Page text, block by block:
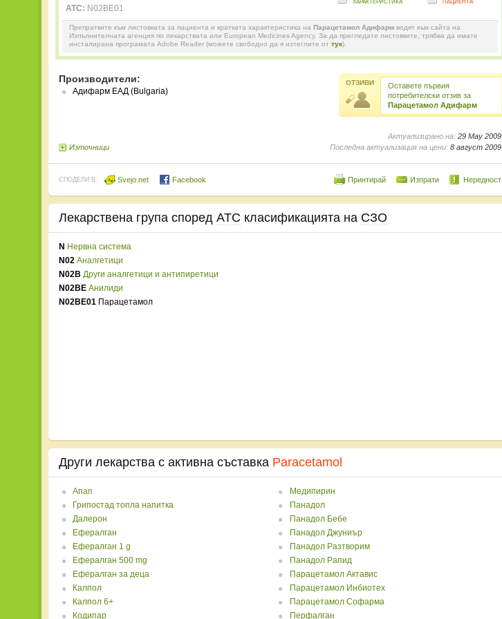
ATC: N02BE01
Препратките към листовката за пациента и кратката характеристика на Парацетамол Адифарм водят към сайта на
Изпълнителната агенция по лекарствата или European Medicines Agency. За да прегледате листовките, трябва да имате
инсталирана програмата Adobe Reader (можете свободно да я изтеглите от тук).
ОТЗИВИ
Оставете първия
потребителски отзив за
Парацетамол Адифарм
Производители:
Адифарм ЕАД (Bulgaria)
Актуализирано на: 29 May 2009
Последна актуализация на цени: 8 август 2009
Източници
СПОДЕЛИ В: Нередност
Изпрати
Принтирай
Svejo.net Facebook
Лекарствена група според ATC класификацията на СЗО
N Нервна система
N02 Аналгетици
N02B Други аналгетици и антипиретици
N02BE Анилиди
N02BE01 Парацетамол
Други лекарства с активна съставка Paracetamol
Апап
Грипостад топла напитка
Далерон
Ефералган
Ефералган 1 g
Ефералган 500 mg
Ефералган за деца
Калпол
Калпол 6+
Кодипар
Медипирин
Панадол
Панадол Бебе
Панадол Джуниър
Панадол Разтворим
Панадол Рапид
Парацетамол Актавис
Парацетамол Инбиотех
Парацетамол Софарма
Перфалган